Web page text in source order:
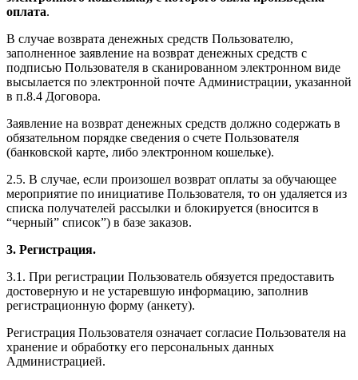
оплата.
В случае возврата денежных средств Пользователю,
заполненное заявление на возврат денежных средств с
подписью Пользователя в сканированном электронном виде
высылается по электронной почте Администрации, указанной
в п.8.4 Договора.
Заявление на возврат денежных средств должно содержать в
обязательном порядке сведения о счете Пользователя
(банковской карте, либо электронном кошельке).
2.5. В случае, если произошел возврат оплаты за обучающее
мероприятие по инициативе Пользователя, то он удаляется из
списка получателей рассылки и блокируется (вносится в
“черный” список”) в базе заказов.
3. Регистрация.
3.1. При регистрации Пользователь обязуется предоставить
достоверную и не устаревшую информацию, заполнив
регистрационную форму (анкету).
Регистрация Пользователя означает согласие Пользователя на
хранение и обработку его персональных данных
Администрацией.